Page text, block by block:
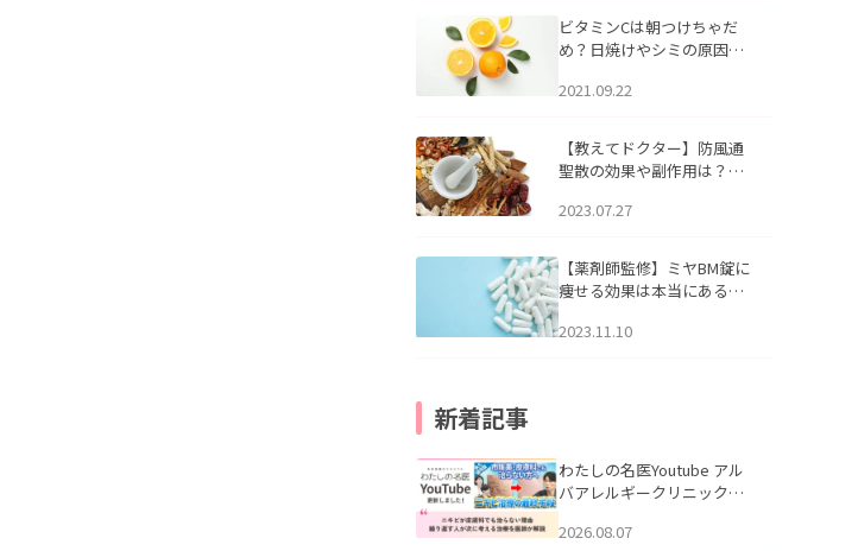
ビタミンCは朝つけちゃだ
め？日焼けやシミの原因に
2021.09.22
【教えてドクター】防風通
聖散の効果や副作用は？長
2023.07.27
【薬剤師監修】ミヤBM錠に
痩せる効果は本当にある
2023.11.10
新着記事
わたしの名医Youtube アル
バアレルギークリニック札
らない理由｜繰り返す人が
2026.08.07